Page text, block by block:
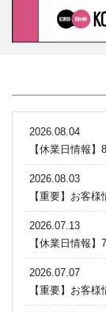
2026.08.04
【休業日情報
2026.08.03
【重要】お客
2026.07.13
【休業日情報
2026.07.07
【重要】お客